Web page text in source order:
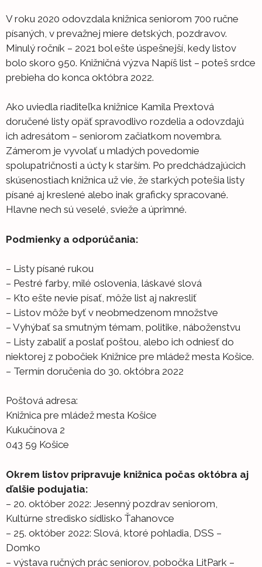
V roku 2020 odovzdala knižnica seniorom 700 ručne
písaných, v prevažnej miere detských, pozdravov.
Minulý ročník – 2021 bol ešte úspešnejší, kedy listov
bolo skoro 950. Knižničná výzva Napíš list – poteš srdce
prebieha do konca októbra 2022.
Ako uviedla riaditeľka knižnice Kamila Prextová
doručené listy opäť spravodlivo rozdelia a odovzdajú
ich adresátom – seniorom začiatkom novembra.
Zámerom je vyvolať u mladých povedomie
spolupatričnosti a úcty k starším. Po predchádzajúcich
skúsenostiach knižnica už vie, že starkých potešia listy
písané aj kreslené alebo inak graficky spracované.
Hlavne nech sú veselé, svieže a úprimné.
Podmienky a odporúčania:
– Listy písané rukou
– Pestré farby, milé oslovenia, láskavé slová
– Kto ešte nevie písať, môže list aj nakresliť
– Listov môže byť v neobmedzenom množstve
– Vyhýbať sa smutným témam, politike, náboženstvu
– Listy zabaliť a poslať poštou, alebo ich odniesť do
niektorej z pobočiek Knižnice pre mládež mesta Košice.
– Termín doručenia do 30. októbra 2022
Poštová adresa:
Knižnica pre mládež mesta Košice
Kukučínova 2
043 59 Košice
Okrem listov pripravuje knižnica počas októbra aj
ďalšie podujatia:
– 20. október 2022: Jesenný pozdrav seniorom,
Kultúrne stredisko sídlisko Ťahanovce
– 25. október 2022: Slová, ktoré pohladia, DSS –
Domko
– výstava ručných prác seniorov, pobočka LitPark –